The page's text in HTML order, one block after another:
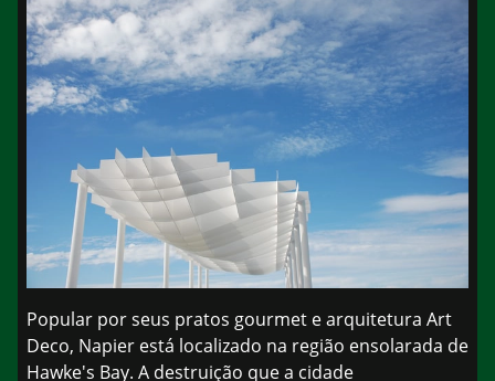
Popular por seus pratos gourmet e arquitetura Art
Deco, Napier está localizado na região ensolarada de
Hawke's Bay. A destruição que a cidade